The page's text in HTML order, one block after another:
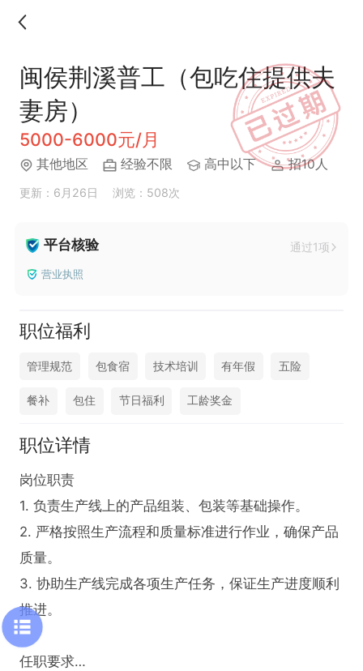
闽侯荆溪普工（包吃住提供夫
妻房）
5000-6000元/月
其他地区 经验不限 高中以下 招10人
更新：6月26日 浏览：508次
平台核验 通过1项
营业执照
职位福利
管理规范 包食宿 技术培训 有年假 五险
餐补 包住 节日福利 工龄奖金
职位详情
岗位职责
1. 负责生产线上的产品组装、包装等基础操作。
2. 严格按照生产流程和质量标准进行作业，确保产品
质量。
3. 协助生产线完成各项生产任务，保证生产进度顺利
推进。
任职要求